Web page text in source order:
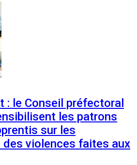
: le Conseil préfectoral
les patrons
sur les
des violences faites aux